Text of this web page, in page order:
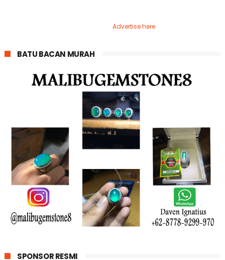
Advertise here
BATU BACAN MURAH
SPONSOR RESMI